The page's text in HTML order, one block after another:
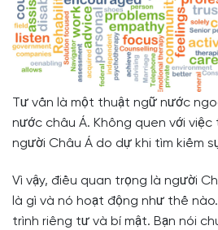
Tư vấn là một thuật ngữ nước
nước châu Á. Không quen với
người Châu Á do dự khi tìm kiếm
Vì vậy, điều quan trọng là người
là gì và nó hoạt động như thế
trình riêng tư và bí mật. Bạn nói